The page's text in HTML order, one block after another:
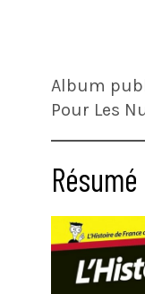
Album
Pour Les